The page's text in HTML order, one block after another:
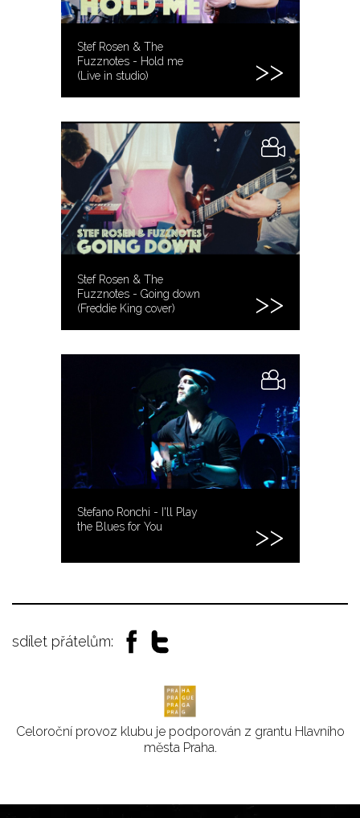
Stef Rosen & The
Fuzznotes - Hold me
(Live in studio)
Stef Rosen & The
Fuzznotes - Going down
(Freddie King cover)
Stefano Ronchi - I'll Play
the Blues for You
sdílet přátelům:
Celoroční provoz klubu je podporován z grantu Hlavního
města Praha.